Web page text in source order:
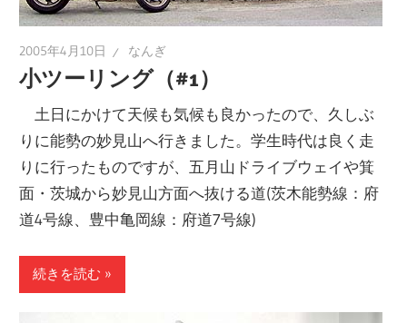
2005年4月10日 なんぎ
小ツーリング（#1）
土日にかけて天候も気候も良かったので、久しぶ
りに能勢の妙見山へ行きました。学生時代は良く走
りに行ったものですが、五月山ドライブウェイや箕
面・茨城から妙見山方面へ抜ける道(茨木能勢線：府
道4号線、豊中亀岡線：府道7号線)
続きを読む